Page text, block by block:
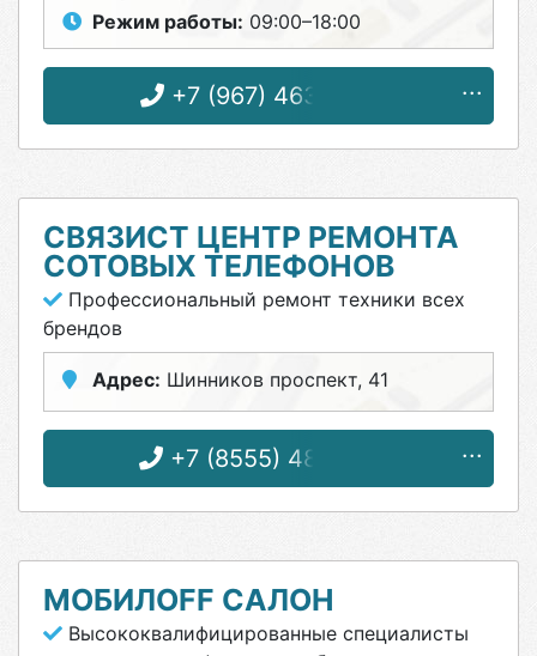
Режим работы: 09:00–18:00
+7 (967) 463-09-31
СВЯЗИСТ ЦЕНТР РЕМОНТА
СОТОВЫХ ТЕЛЕФОНОВ
Профессиональный ремонт техники всех
брендов
Адрес: Шинников проспект, 41
+7 (8555) 48-25-00
МОБИЛOFF САЛОН
Высококвалифицированные специалисты